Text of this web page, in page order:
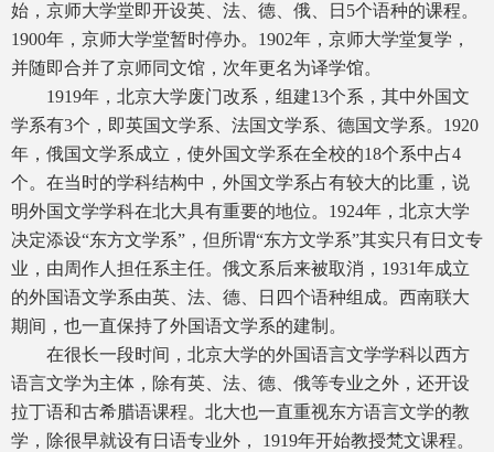
始，京师大学堂即开设英、法、德、俄、日5个语种的课程。
1900年，京师大学堂暂时停办。1902年，京师大学堂复学，
并随即合并了京师同文馆，次年更名为译学馆。
1919年，北京大学废门改系，组建13个系，其中外国文
学系有3个，即英国文学系、法国文学系、德国文学系。1920
年，俄国文学系成立，使外国文学系在全校的18个系中占4
个。在当时的学科结构中，外国文学系占有较大的比重，说
明外国文学学科在北大具有重要的地位。1924年，北京大学
决定添设“东方文学系”，但所谓“东方文学系”其实只有日文专
业，由周作人担任系主任。俄文系后来被取消，1931年成立
的外国语文学系由英、法、德、日四个语种组成。西南联大
期间，也一直保持了外国语文学系的建制。
在很长一段时间，北京大学的外国语言文学学科以西方
语言文学为主体，除有英、法、德、俄等专业之外，还开设
拉丁语和古希腊语课程。北大也一直重视东方语言文学的教
学，除很早就设有日语专业外， 1919年开始教授梵文课程。